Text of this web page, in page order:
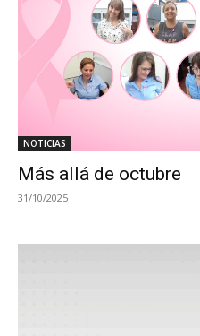
NOTICIAS
Más allá de octubre
31/10/2025